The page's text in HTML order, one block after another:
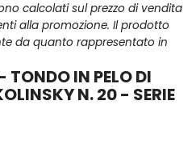
calcolati sul prezzo di vendita
alla promozione. Il prodotto
da quanto rappresentato in
TONDO IN PELO DI
N. 20 - SERIE